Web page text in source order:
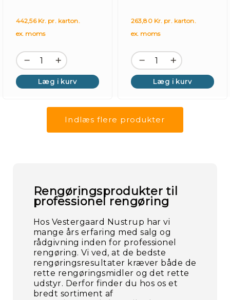
442,56 Kr. pr. karton.
ex. moms
Læg i kurv
263,80 Kr. pr. karton.
ex. moms
Læg i kurv
Indlæs flere produkter
Rengøringsprodukter til
professionel rengøring
Hos Vestergaard Nustrup har vi
mange års erfaring med salg og
rådgivning inden for professionel
rengøring. Vi ved, at de bedste
rengøringsresultater kræver både de
rette rengøringsmidler og det rette
udstyr. Derfor finder du hos os et
bredt sortiment af